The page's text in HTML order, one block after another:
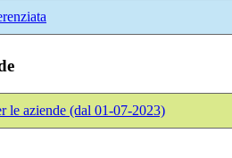
le aziende (dal 01-07-2023)